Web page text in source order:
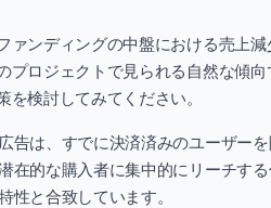
ァンディングの中盤における売上減
プロジェクトで見られる自然な傾
を検討してみてください。
告は、すでに決済済みのユーザーを
在的な購入者に集中的にリーチする
性と合致しています。